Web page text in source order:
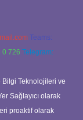
Teams:
0 726 Telegram:
Bilgi Teknolojileri ve
Sağlayıcı olarak
proaktif olarak